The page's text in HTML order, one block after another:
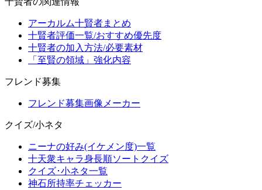
アーカルム十賢者まとめ
十賢者評価一覧/おすすめ優先度
十賢者の加入方法/必要素材
「至賢の領域」強化内容
フレンド募集
フレンド募集画像メーカー
クイズ/小ネタ
ニーナの好み(イケメン度)一覧
十天衆キャラ身長順ソートクイズ
クイズ･小ネタ一覧
神石所持率チェッカー